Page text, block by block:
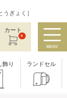
ぎょく］
カート
0
MENU
飾り ランドセル